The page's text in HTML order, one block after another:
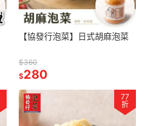
【協發行泡菜】日式胡麻泡菜
$360
$280
77
折